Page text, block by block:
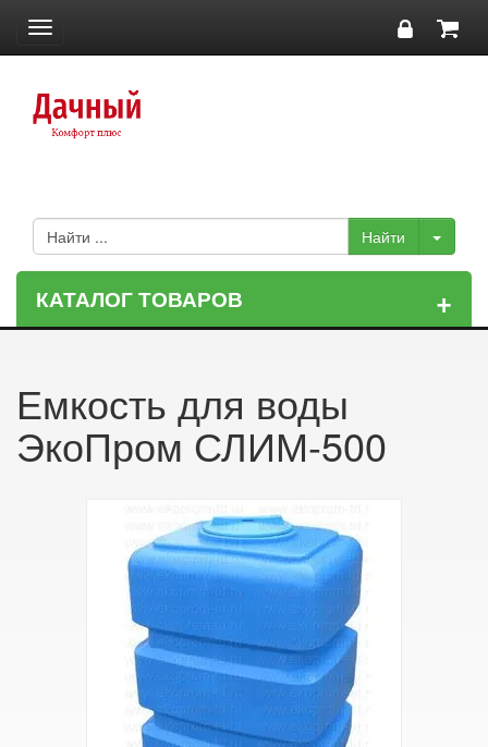
Toggle
navigation
КАТАЛОГ ТОВАРОВ +
Емкость для воды
ЭкоПром СЛИМ-500